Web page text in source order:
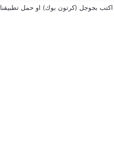
بجوجل (كرتون بوك) او حمل تطبيقنا